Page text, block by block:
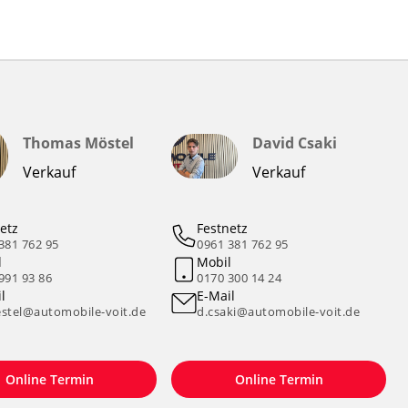
Thomas Möstel
Verkauf
762 95
93 86
voit.de
Online Termin
David Csaki
Verkauf
Festnetz
0961 381 762 95
Mobil
0170 300 14 24
E-Mail
d.csaki@automobile-voit.de
Online Termin